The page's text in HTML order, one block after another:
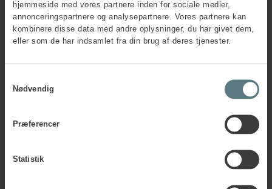
hjemmeside med vores partnere inden for sociale medier,
annonceringspartnere og analysepartnere. Vores partnere kan
kombinere disse data med andre oplysninger, du har givet dem,
eller som de har indsamlet fra din brug af deres tjenester.
Nødvendig
Præferencer
Statistik
hvor de ikke har nok tid til at arbejde alene. Omgang med
kontrollerende, krævende eller konfronterende personer
kan også være udfordrende.
Brug MBTI®-stresshovedet som en reminder om, hvad der
Download ISFP-stresshovedet